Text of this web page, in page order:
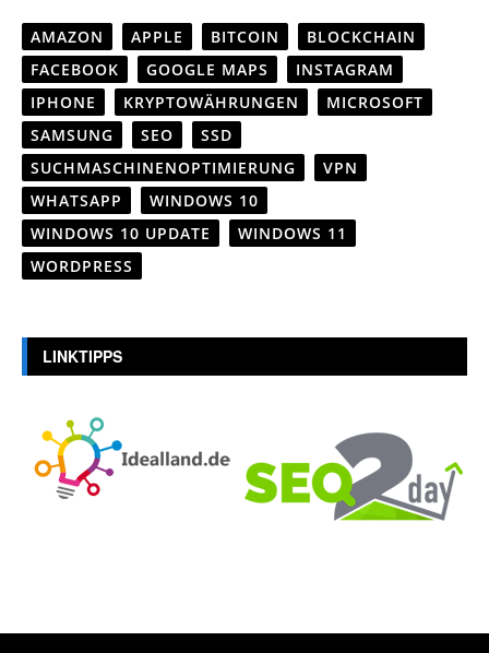
AMAZON APPLE BITCOIN
BLOCKCHAIN
FACEBOOK
GOOGLE MAPS
INSTAGRAM
IPHONE
KRYPTOWÄHRUNGEN
MICROSOFT
SAMSUNG
SEO
SSD
SUCHMASCHINENOPTIMIERUNG
VPN
WHATSAPP
WINDOWS 10
WINDOWS 10 UPDATE
WINDOWS 11
WORDPRESS
LINKTIPPS